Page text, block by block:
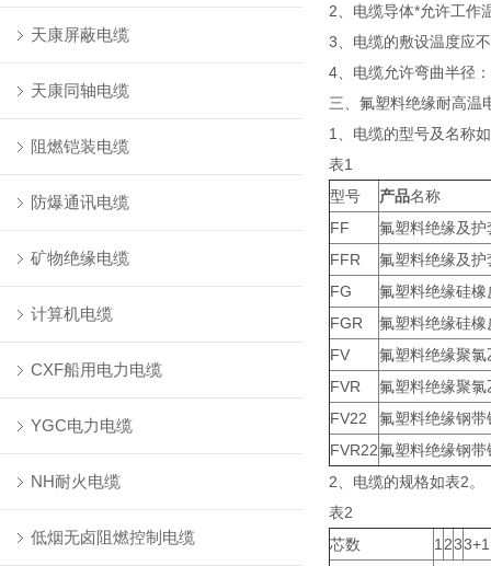
天康屏蔽电缆
天康同轴电缆
阻燃铠装电缆
防爆通讯电缆
矿物绝缘电缆
计算机电缆
CXF船用电力电缆
YGC电力电缆
NH耐火电缆
低烟无卤阻燃控制电缆
2、电缆导体*允许工
3、电缆的敷设温度应
4、电缆允许弯曲半径
三、氟塑料绝缘耐高温
1、电缆的型号及名称
表1
型号
产品名称
FF
氟塑料绝缘及护
FFR
氟塑料绝缘及
FG
氟塑料绝缘硅
FGR
氟塑料绝缘硅
FV
氟塑料绝缘聚
FVR
氟塑料绝缘聚
FV22
氟塑料绝缘钢
FVR22氟塑料绝缘钢
2、电缆的规格如表2。
表2
芯数
1 233+1